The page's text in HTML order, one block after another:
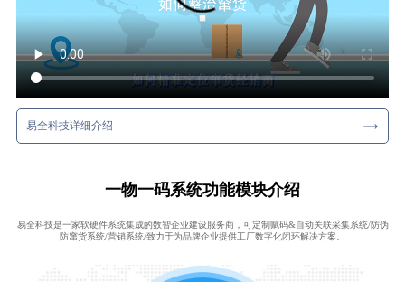
易全科技详细介绍
一物一码系统功能模块介绍
易全科技是一家软硬件系统集成的数智企业建设服务商，可定制赋码&自动关联采集系统/防伪
防窜货系统/营销系统/致力于为品牌企业提供工厂数字化闭环解决方案。